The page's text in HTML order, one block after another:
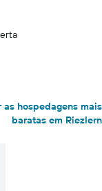
as hospedagens mais
baratas em Riezlern